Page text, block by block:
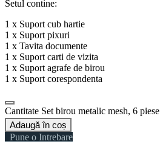
Setul contine:
1 x Suport cub hartie
1 x Suport pixuri
1 x Tavita documente
1 x Suport carti de vizita
1 x Suport agrafe de birou
1 x Suport corespondenta
Cantitate Set birou metalic mesh, 6 piese
Adaugă în coș
Pune o Intrebare